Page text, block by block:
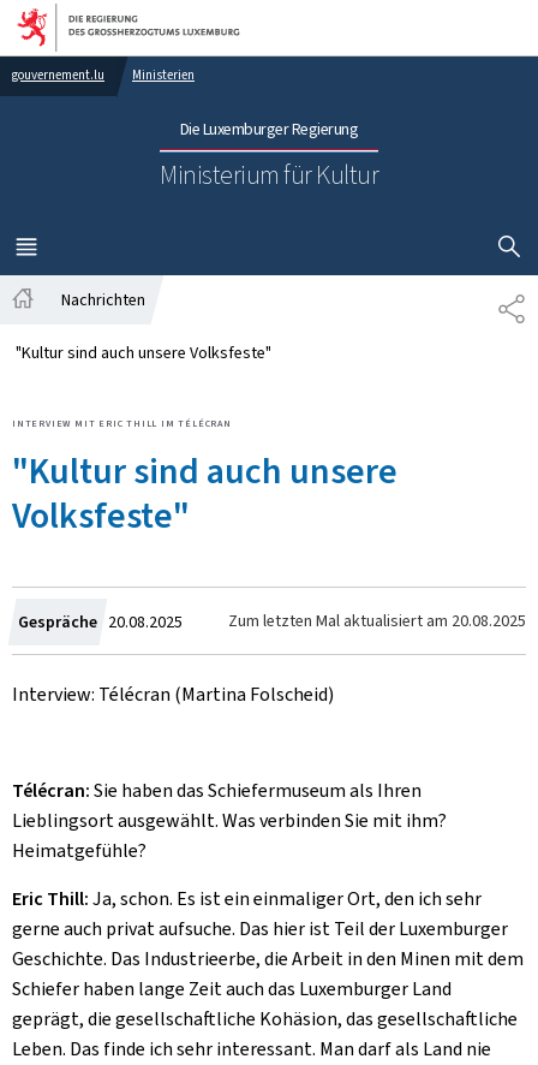
Zur Hauptnavigation
Zum Inhalt
gouvernement.lu Ministerien
Die Luxemburger Regierung
Ministerium für Kultur
MENÜ
HAUPT-
Nachrichten
"Kultur sind auch unsere Volksfeste"
"Kultur sind auch unsere
Volksfeste"
INTERVIEW MIT ERIC THILL IM TÉLÉCRAN
Gespräche Zum
20.08.2025 Zum letzten Mal aktualisiert am 20.08.2025
Interview: Télécran (Martina Folscheid)
Télécran:Sie haben das Schiefermuseum als Ihren
Lieblingsort ausgewählt. Was verbinden Sie mit ihm?
Heimatgefühle?
Eric Thill:Ja, schon. Es ist ein einmaliger Ort, den ich sehr
gerne auch privat aufsuche. Das hier ist Teil der Luxemburger
Geschichte. Das Industrieerbe, die Arbeit in den Minen mit dem
Schiefer haben lange Zeit auch das Luxemburger Land
geprägt, die gesellschaftliche Kohäsion, das gesellschaftliche
Leben. Das finde ich sehr interessant. Man darf als Land nie